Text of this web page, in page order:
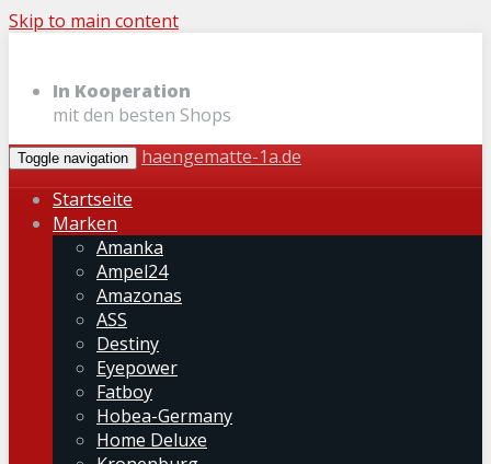
Skip to main content
In Kooperation
mit den besten Shops
Toggle navigation
haengematte-1a.de
Startseite
Marken
Amanka
Ampel24
Amazonas
ASS
Destiny
Eyepower
Fatboy
Hobea-Germany
Home Deluxe